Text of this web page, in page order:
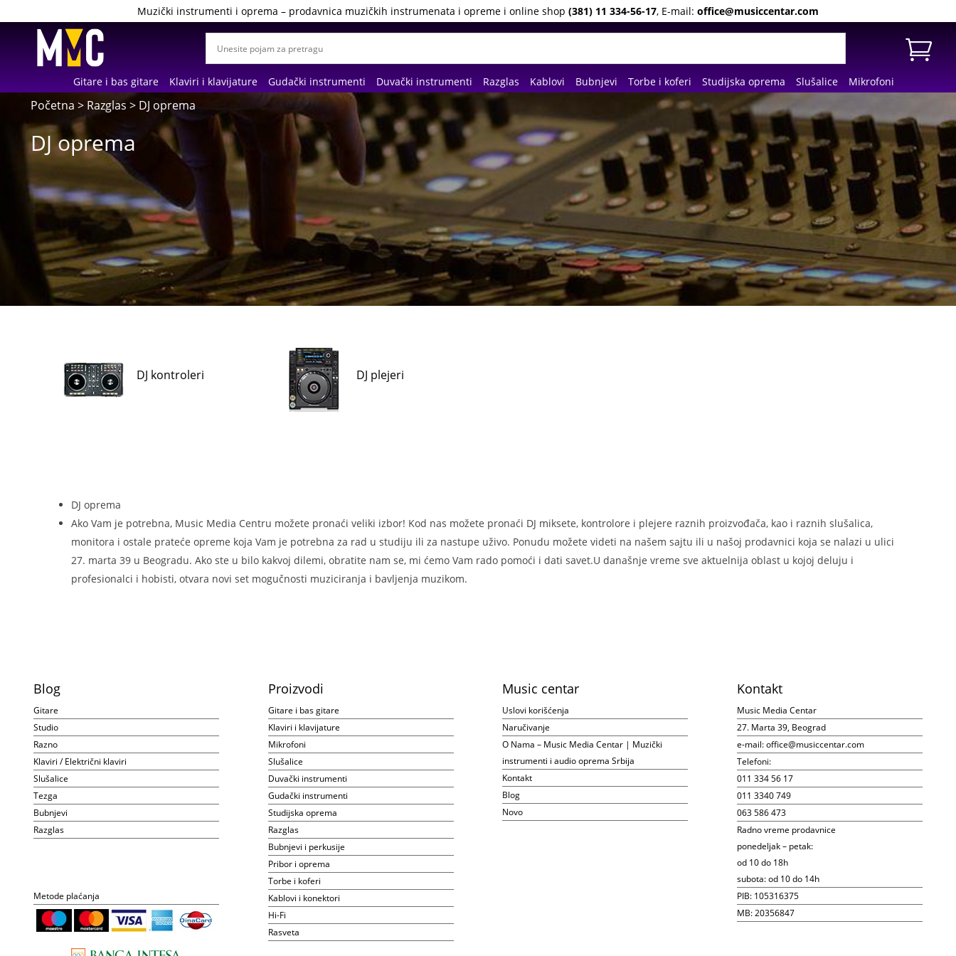
Muzički instrumenti i oprema – prodavnica muzičkih instrumenata i opreme i online shop (381) 11 334-56-17, E-mail: office@musiccentar.com
Gitare i bas gitare Klaviri i klavijature Gudački instrumenti Duvački instrumenti Razglas Kablovi Bubnjevi Torbe i koferi Studijska oprema Slušalice Mikrofoni
Početna > Razglas > DJ oprema
DJ oprema
DJ kontroleri DJ plejeri
DJ oprema
Ako Vam je potrebna, Music Media Centru možete pronaći veliki izbor! Kod nas možete pronaći DJ miksete, kontrolore i plejere raznih proizvođača, kao i raznih slušalica,
monitora i ostale prateće opreme koja Vam je potrebna za rad u studiju ili za nastupe uživo. Ponudu možete videti na našem sajtu ili u našoj prodavnici koja se nalazi u ulici
27. marta 39 u Beogradu. Ako ste u bilo kakvoj dilemi, obratite nam se, mi ćemo Vam rado pomoći i dati savet.U današnje vreme sve aktuelnija oblast u kojoj deluju i
profesionalci i hobisti, otvara novi set mogučnosti muziciranja i bavljenja muzikom.
Blog
Gitare
Studio
Razno
Klaviri / Električni klaviri
Slušalice
Tezga
Bubnjevi
Razglas
Metode plaćanja
Proizvodi
Gitare i bas gitare
Klaviri i klavijature
Mikrofoni
Slušalice
Duvački instrumenti
Gudački instrumenti
Studijska oprema
Razglas
Bubnjevi i perkusije
Pribor i oprema
Torbe i koferi
Kablovi i konektori
Hi-Fi
Rasveta
Music centar
Uslovi korišćenja
Naručivanje
O Nama – Music Media Centar | Muzički
instrumenti i audio oprema Srbija
Kontakt
Blog
Novo
Kontakt
Music Media Centar
27. Marta 39, Beograd
e-mail:office@musiccentar.com
Telefoni:
011 334 56 17
011 3340 749
063 586 473
Radno vreme prodavnice
ponedeljak – petak:
od 10 do 18h
subota: od 10 do 14h
PIB: 105316375
MB: 20356847